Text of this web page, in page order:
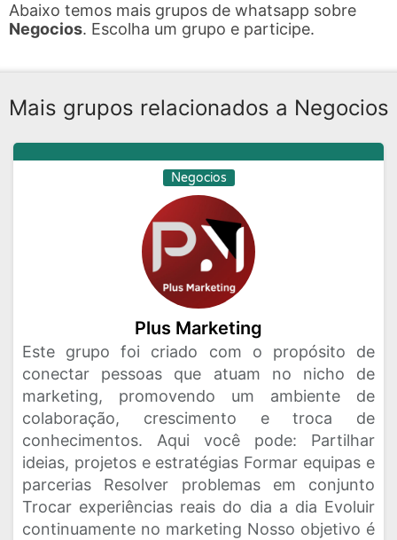
Abaixo temos mais grupos de whatsapp sobre
Negocios. Escolha um grupo e participe.
Mais grupos relacionados a Negocios
Negocios
Plus Marketing
Este grupo foi criado com o propósito de
conectar pessoas que atuam no nicho de
marketing, promovendo um ambiente de
colaboração, crescimento e troca de
conhecimentos. Aqui você pode: Partilhar
ideias, projetos e estratégias Formar equipas e
parcerias Resolver problemas em conjunto
Trocar experiências reais do dia a dia Evoluir
continuamente no marketing Nosso objetivo é